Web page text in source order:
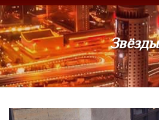
Звёзды